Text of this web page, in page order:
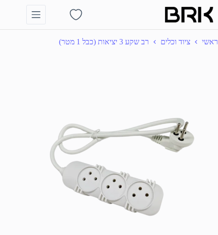
content
Shopping
ראשי
ציוד וכלים רב שקע 3 יציאות (כבל 1 מטר)